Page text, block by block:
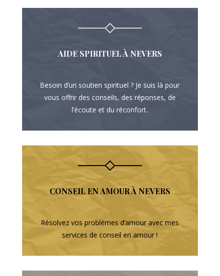
AIDE SPIRITUEL À NEVERS
Besoin d’un soutien spirituel ? Je suis là pour
vous offrir des conseils, des réponses, de
l’écoute et du réconfort.
CONSEIL EN AMOUR À NEVERS
Résolvez vos problèmes d’amour avec mes
services de conseil en amour !